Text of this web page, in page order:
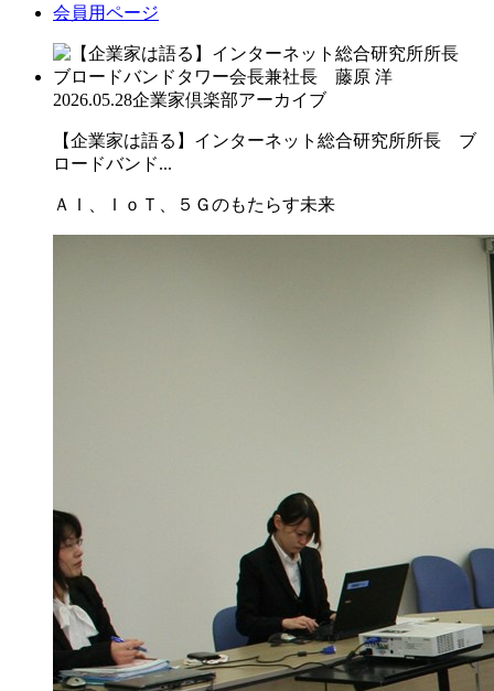
会員用ページ
2026.05.28企業家倶楽部アーカイブ
【企業家は語る】インターネット総合研究所所長 ブ
ロードバンド...
ＡＩ、ＩｏＴ、５Ｇのもたらす未来